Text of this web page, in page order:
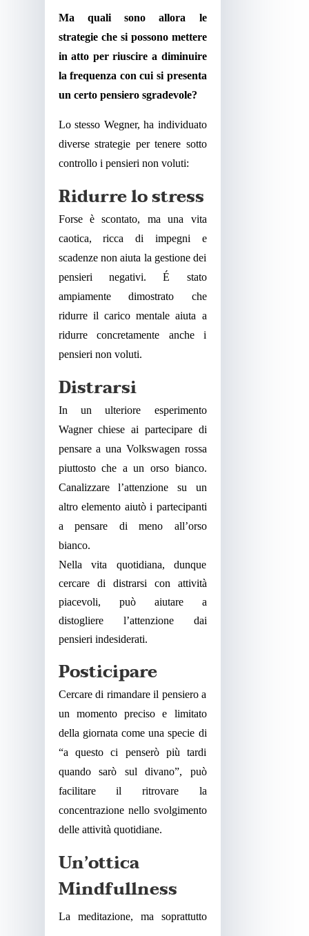
Ma quali sono allora le
strategie che si possono mettere
in atto per riuscire a diminuire
la frequenza con cui si presenta
un certo pensiero sgradevole?
Lo stesso Wegner, ha individuato
diverse strategie per tenere sotto
controllo i pensieri non voluti:
Ridurre lo stress
Forse è scontato, ma una vita
caotica, ricca di impegni e
scadenze non aiuta la gestione dei
pensieri negativi. É stato
ampiamente dimostrato che
ridurre il carico mentale aiuta a
ridurre concretamente anche i
pensieri non voluti.
Distrarsi
In un ulteriore esperimento
Wagner chiese ai partecipare di
pensare a una Volkswagen rossa
piuttosto che a un orso bianco.
Canalizzare l’attenzione su un
altro elemento aiutò i partecipanti
a pensare di meno all’orso
bianco.
Nella vita quotidiana, dunque
cercare di distrarsi con attività
piacevoli, può aiutare a
distogliere l’attenzione dai
pensieri indesiderati.
Posticipare
Cercare di rimandare il pensiero a
un momento preciso e limitato
della giornata come una specie di
“a questo ci penserò più tardi
quando sarò sul divano”, può
facilitare il ritrovare la
concentrazione nello svolgimento
delle attività quotidiane.
Un’ottica
Mindfullness
La meditazione, ma soprattutto